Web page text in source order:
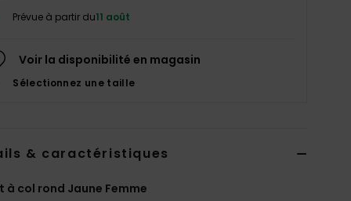
Prévue à partir du11 août
Voir la disponibilité en magasin
Sélectionnez une taille
& caractéristiques
à col rond Jaune Femme